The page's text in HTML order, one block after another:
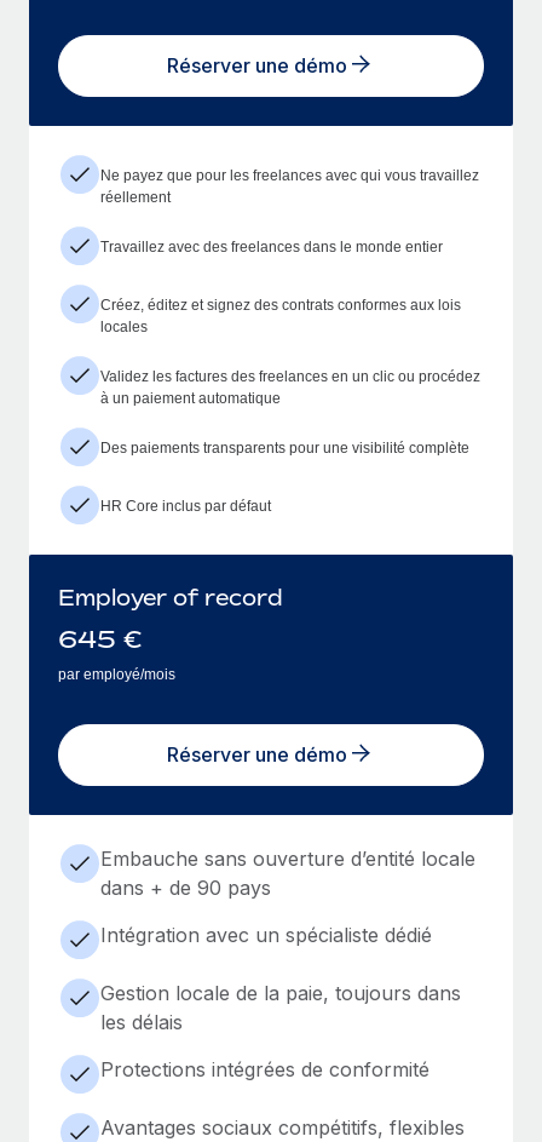
Réserver une démo
Ne payez que pour les freelances avec qui vous travaillez
réellement
Travaillez avec des freelances dans le monde entier
Créez, éditez et signez des contrats conformes aux lois
locales
Validez les factures des freelances en un clic ou procédez
à un paiement automatique
Des paiements transparents pour une visibilité complète
HR Core inclus par défaut
Employer of record
645 €
par employé/mois
Réserver une démo
Embauche sans ouverture d’entité locale
dans + de 90 pays
Intégration avec un spécialiste dédié
Gestion locale de la paie, toujours dans
les délais
Protections intégrées de conformité
Avantages sociaux compétitifs, flexibles